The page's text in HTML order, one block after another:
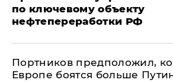
по ключевому объекту
нефтепереработки РФ
Портников предположил,
Европе боятся больше